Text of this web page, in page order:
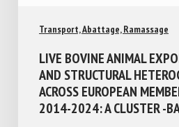
Transport, Abattage, Ramassage
LIVE BOVINE ANIMAL
AND STRUCTURAL
ACROSS EUROPEAN
2014-2024: A CLUSTER -